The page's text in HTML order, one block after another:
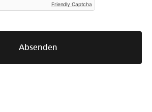
Friendly Captcha
Absenden